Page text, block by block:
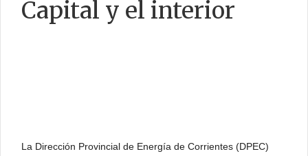
CONTACTO
Capital y el interior
La Dirección Provincial de Energía de Corrientes (DPEC)